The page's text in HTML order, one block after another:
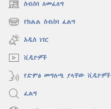
ስብሰባ ለመፈለግ
(አዲስ
ዊንዶው
ክፈት)
የክልል ስብሰባ ፈልግ
(አዲስ
ዊንዶው
ክፈት)
አዲስ ነገር
ቪዲዮዎች
የድምፅ መግለጫ ያላቸው ቪዲዮዎች
ፈልግ